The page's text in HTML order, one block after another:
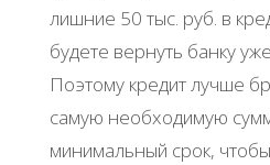
лишние 50 тыс. руб. в
будете вернуть банку
Поэтому кредит лучше
самую необходимую
минимальный срок,